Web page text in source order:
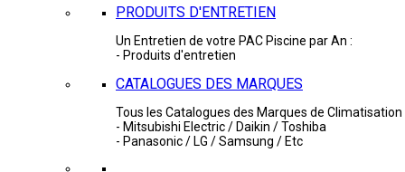
PRODUITS D'ENTRETIEN
Un Entretien de votre PAC Piscine par An :
- Produits d'entretien
CATALOGUES DES MARQUES
Tous les Catalogues des Marques de Climatisation
- Mitsubishi Electric / Daikin / Toshiba
- Panasonic / LG / Samsung / Etc